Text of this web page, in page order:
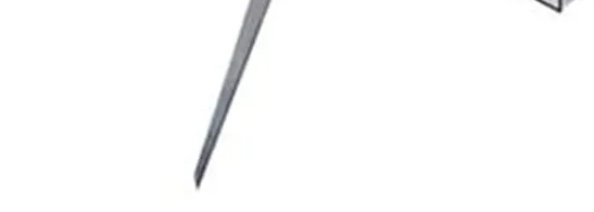
Couchages lits tout fait
AMÉNAGEMENTS & RANGEMENTS
Isolation thermique et phonique
Tableau de bord
Tapis de cabine
Housses de sièges
Rideaux de porte et moustiquaires
Accessoires rideaux volets
Gamme d'accessoires pliables